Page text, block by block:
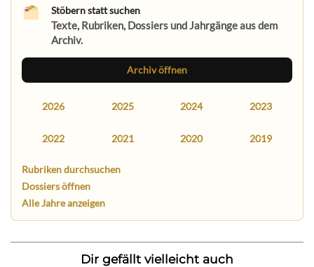
Stöbern statt suchen
Texte, Rubriken, Dossiers und Jahrgänge aus dem
Archiv.
Archiv öffnen
2026 2025 2024 2023
2022 2021 2020 2019
Rubriken durchsuchen
Dossiers öffnen
Alle Jahre anzeigen
Dir gefällt vielleicht auch